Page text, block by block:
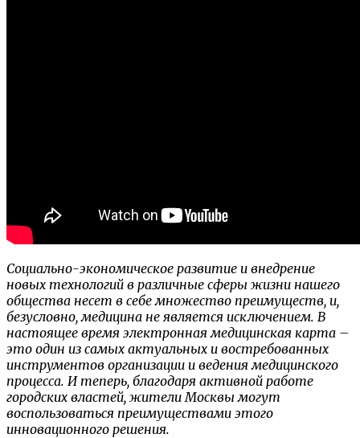
Социально-экономическое развитие и внедрение
новых технологий в различные сферы жизни нашего
общества несет в себе множество преимуществ, и,
безусловно, медицина не является исключением. В
настоящее время электронная медицинская карта –
это один из самых актуальных и востребованных
инструментов организации и ведения медицинского
процесса. И теперь, благодаря активной работе
городских властей, жители Москвы могут
воспользоваться преимуществами этого
инновационного решения.